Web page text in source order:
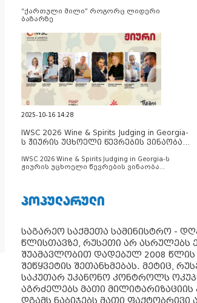
“ქართული მილი” როგორც ლიდერი
ბაზარზე
2025-10-16 14:28
IWSC 2026 Wine & Spirits Judging in Georgia-
ს ჟიურის უცხოელი წევრების ვინაობა
IWSC 2026 Wine & Spirits Judging in Georgia-ს
ჟიურის უცხოელი წევრების ვინაობა
ᲞᲝᲞᲣᲚᲐᲠᲣᲚᲘ
საგარეო საქმეთა სამინისტრო -
წლისთავზე, რუსეთი არ ასრულებს
შუამავლობით დადებულ 2008 წლის
შეწყვეტის შეთანხმებას. მეტიც,
საკუთარ უკანონო კონტროლს
აგრძელებს მათი
დგამს ნაბიჯებს მათი ფაქტობრივი